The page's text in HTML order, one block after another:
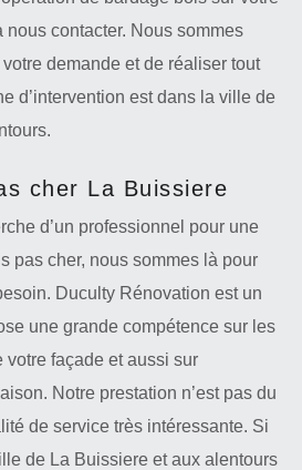
nous contacter. Nous sommes
demande et de réaliser tout
d’intervention est dans la ville de
cher La Buissiere
d’un professionnel pour une
pas cher, nous sommes là pour
Duculty Rénovation est un
une grande compétence sur les
votre façade et aussi sur
Notre prestation n’est pas du
de service très intéressante. Si
de La Buissiere et aux alentours